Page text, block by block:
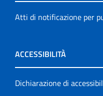
Atti di notificazione per
ACCESSIBILITÀ
Dichiarazione di